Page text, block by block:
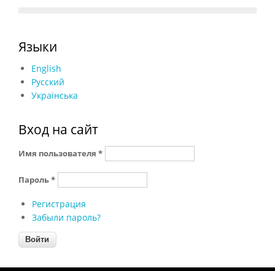
Языки
English
Русский
Українська
Вход на сайт
Имя пользователя *
Пароль*
Регистрация
Забыли пароль?